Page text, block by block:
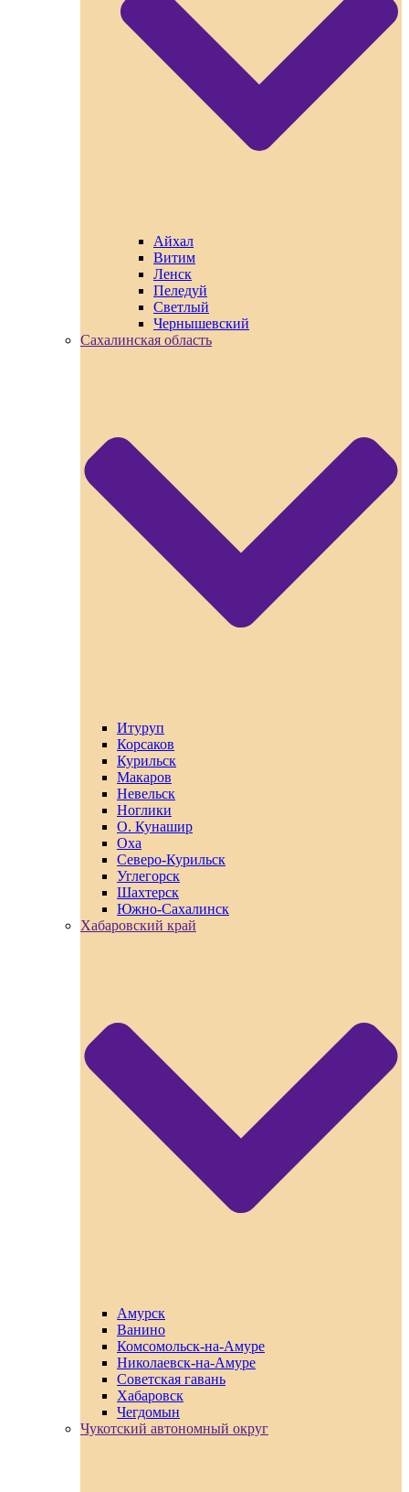
Айхал
Витим
Ленск
Пеледуй
Светлый
Чернышевский
Сахалинская область
Итуруп
Корсаков
Курильск
Макаров
Невельск
Ноглики
О. Кунашир
Оха
Северо-Курильск
Углегорск
Шахтерск
Южно-Сахалинск
Хабаровский край
Амурск
Ванино
Комсомольск-на-Амуре
Николаевск-на-Амуре
Советская гавань
Хабаровск
Чегдомын
Чукотский автономный округ